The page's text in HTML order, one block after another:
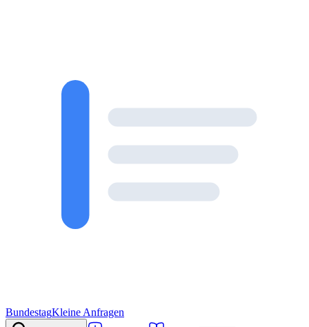
BundestagKleine Anfragen